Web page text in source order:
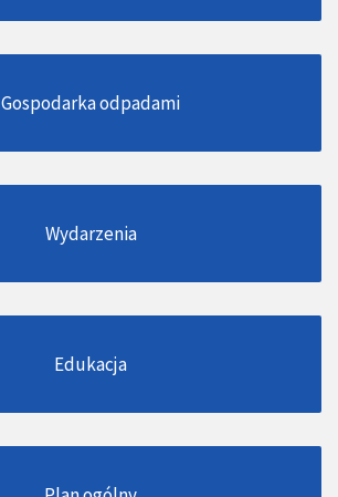
Gospodarka odpadami
Wydarzenia
Edukacja